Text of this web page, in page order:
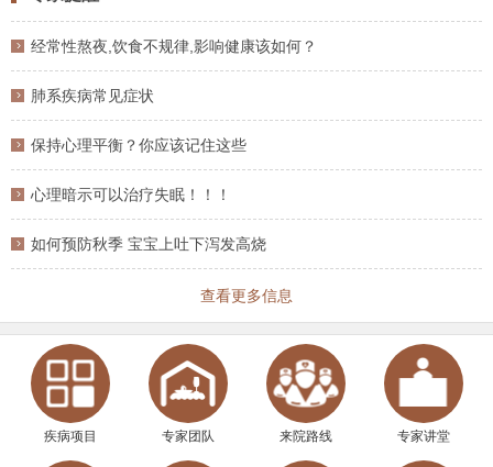
经常性熬夜,饮食不规律,影响健康该如何？
肺系疾病常见症状
保持心理平衡？你应该记住这些
心理暗示可以治疗失眠！！！
如何预防秋季 宝宝上吐下泻发高烧
查看更多信息
疾病项目 专家团队 来院路线 专家讲堂